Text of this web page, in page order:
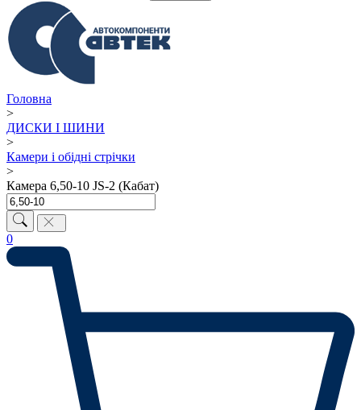
Головна
>
ДИСКИ І ШИНИ
>
Камери і обідні стрічки
>
Камера 6,50-10 JS-2 (Кабат)
0